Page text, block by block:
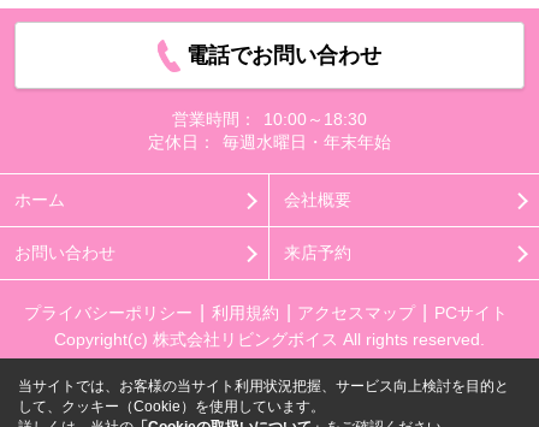
電話でお問い合わせ
営業時間：
10:00～18:30
定休日：
毎週水曜日・年末年始
ホーム 会社概要
お問い合わせ 来店予約
プライバシーポリシー 利用規約 アクセスマップ
PCサイト
Copyright(c) 株式会社リビングボイス All rights reserved.
当サイトでは、お客様の当サイト利用状況把握、サービス向上検討を目的と
して、クッキー（Cookie）を使用しています。